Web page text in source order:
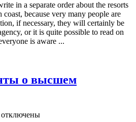
in a separate order about the resorts
because very many people are
if necessary, they will certainly be
or it is quite possible to read on
is aware ...
о высшем